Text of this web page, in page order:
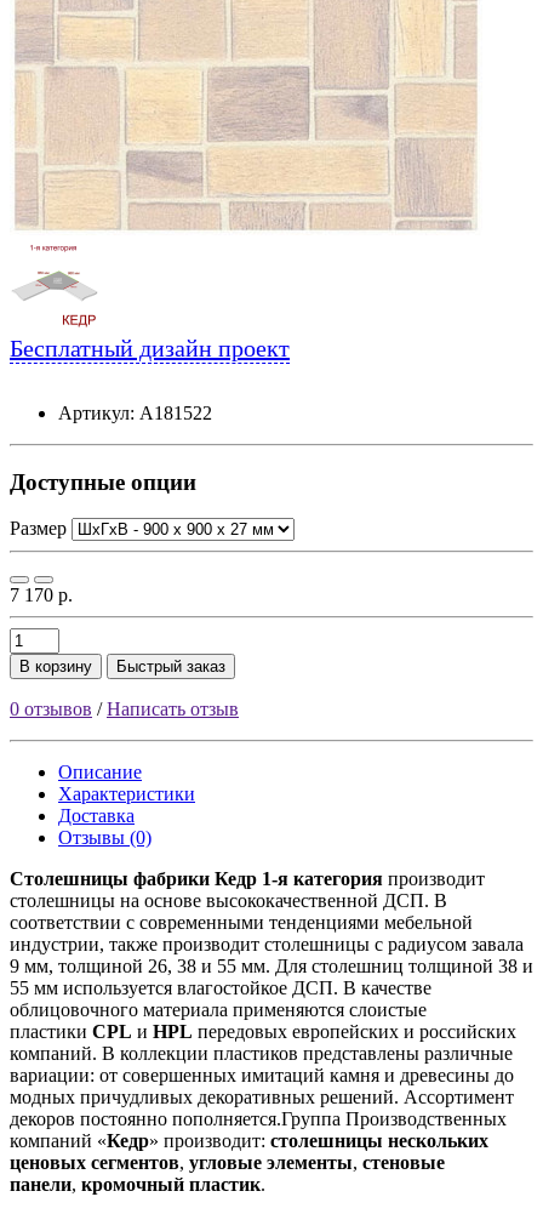
Бесплатный дизайн проект
Артикул: А181522
Доступные опции
Размер
7 170 р.
В корзину Быстрый заказ
0 отзывов /Написать отзыв
Описание
Характеристики
Доставка
Отзывы (0)
Столешницы фабрики Кедр 1-я категория производит
столешницы на основе высококачественной ДСП. В
соответствии с современными тенденциями мебельной
индустрии, также производит столешницы с радиусом завала
9 мм, толщиной 26, 38 и 55 мм. Для столешниц толщиной 38 и
55 мм используется влагостойкое ДСП. В качестве
облицовочного материала применяются слоистые
пластики CPL и HPL передовых европейских и российских
компаний. В коллекции пластиков представлены различные
вариации: от совершенных имитаций камня и древесины до
модных причудливых декоративных решений. Ассортимент
декоров постоянно пополняется.Группа Производственных
компаний «Кедр» производит: столешницы нескольких
ценовых сегментов, угловые элементы, стеновые
панели, кромочный пластик.